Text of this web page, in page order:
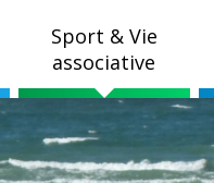
Sport & Vie
associative